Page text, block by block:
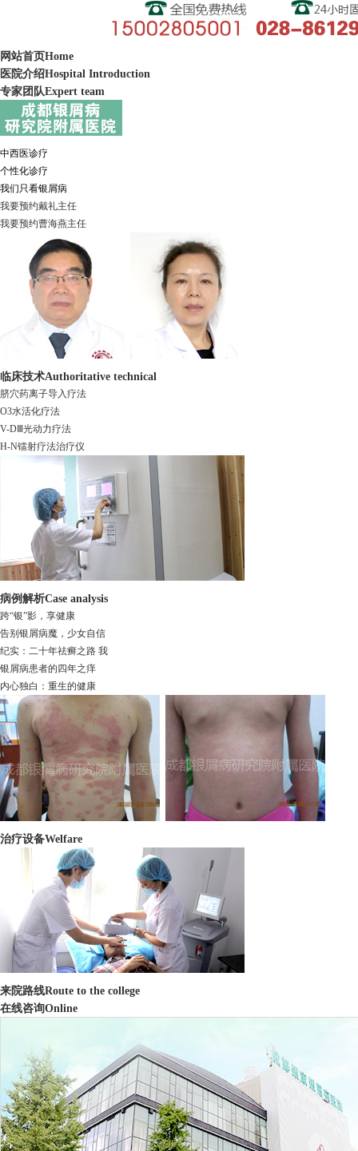
网站首页Home
医院介绍Hospital Introduction
专家团队Expert team
中西医诊疗
个性化诊疗
我们只看银屑病
我要预约戴礼主任
我要预约曹海燕主任
临床技术Authoritative technical
脐穴药离子导入疗法
O3水活化疗法
V-DⅢ光动力疗法
H-N镭射疗法治疗仪
病例解析Case analysis
跨“银”影，享健康
告别银屑病魔，少女自信
纪实：二十年祛癣之路 我
银屑病患者的四年之痒
内心独白：重生的健康
治疗设备Welfare
来院路线Route to the college
在线咨询Online